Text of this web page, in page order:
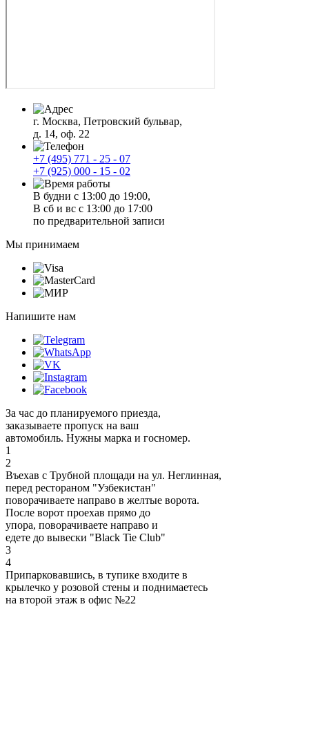
г. Москва, Петровский бульвар,
д. 14, оф. 22
+7 (495) 771 - 25 - 07
+7 (925) 000 - 15 - 02
В будни с 13:00 до 19:00,
В сб и вс с 13:00 до 17:00
по предварительной записи
Мы принимаем
Напишите нам
За час до планируемого приезда,
заказываете пропуск на ваш
автомобиль. Нужны марка и госномер.
1
2
Въехав с Трубной площади на ул. Неглинная,
перед рестораном "Узбекистан"
поворачиваете направо в желтые ворота.
После ворот проехав прямо до
упора, поворачиваете направо и
едете до вывески "Black Tie Club"
3
4
Припарковавшись, в тупике входите в
крылечко у розовой стены и поднимаетесь
на второй этаж в офис №22